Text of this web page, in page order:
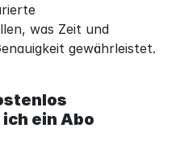
was Zeit und
gewährleistet.
ein Abo